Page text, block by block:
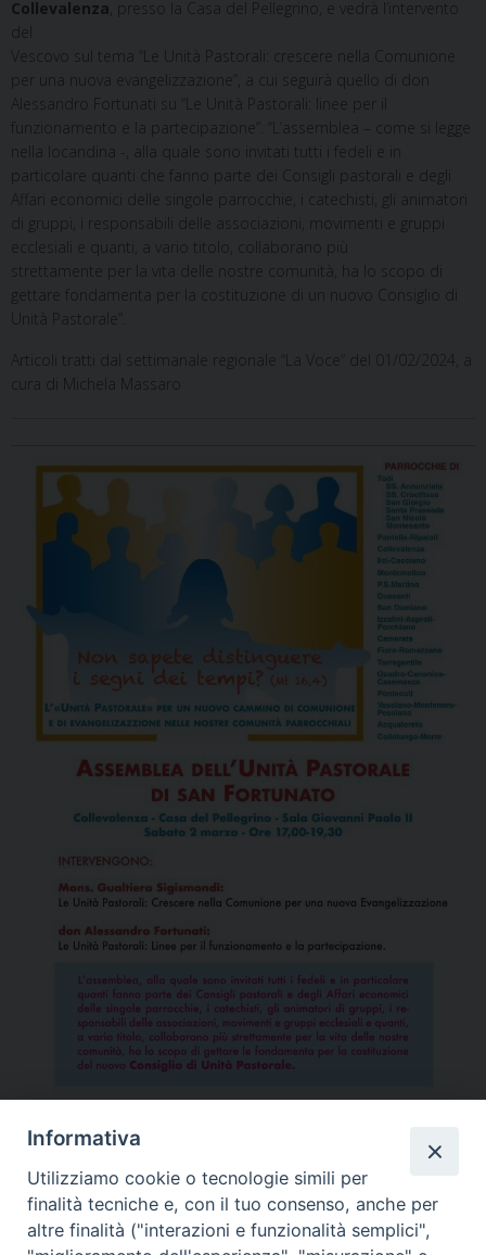
Collevalenza , presso la Casa del Pellegrino, e vedrà l’intervento
del
Vescovo sul tema “Le Unità Pastorali: crescere nella Comunione
per una nuova evangelizzazione”, a cui seguirà quello di don
Alessandro Fortunati su “Le Unità Pastorali: linee per il
funzionamento e la partecipazione”. “L’assemblea – come si legge
nella locandina -, alla quale sono invitati tutti i fedeli e in
particolare quanti che fanno parte dei Consigli pastorali e degli
Affari economici delle singole parrocchie, i catechisti, gli animatori
di gruppi, i responsabili delle associazioni, movimenti e gruppi
ecclesiali e quanti, a vario titolo, collaborano più
strettamente per la vita delle nostre comunità, ha lo scopo di
gettare fondamenta per la costituzione di un nuovo Consiglio di
Unità Pastorale”.
Articoli tratti dal settimanale regionale “La Voce” del 01/02/2024, a
cura di Michela Massaro
Informativa
Utilizziamo cookie o tecnologie simili per
finalità tecniche e, con il tuo consenso, anche per
altre finalità ("interazioni e funzionalità semplici",